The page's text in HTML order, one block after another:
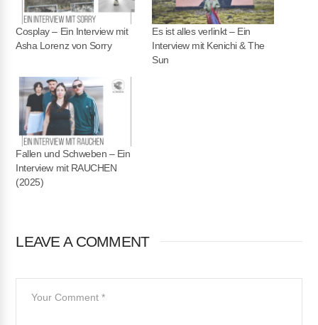
Cosplay – Ein Interview mit
Asha Lorenz von Sorry
Es ist alles verlinkt – Ein
Interview mit Kenichi & The
Sun
Fallen und Schweben – Ein
Interview mit RAUCHEN
(2025)
LEAVE A COMMENT